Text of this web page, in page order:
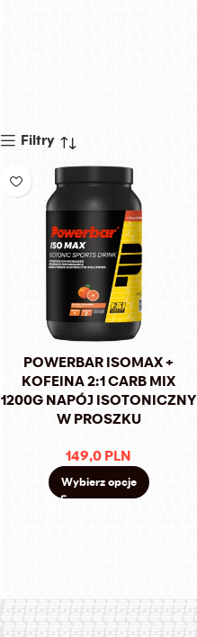
Filtry
POWERBAR ISOMAX +
KOFEINA 2:1 CARB MIX
1200G NAPÓJ ISOTONICZNY
W PROSZKU
149,0 PLN
Wybierz opcje